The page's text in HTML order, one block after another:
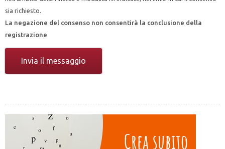
sia richiesto.
La negazione del consenso non consentirà la conclusione della
registrazione